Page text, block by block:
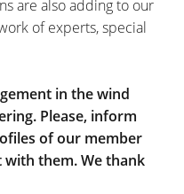
are also adding to our
of experts, special
in the wind
Please, inform
of our member
with them. We thank